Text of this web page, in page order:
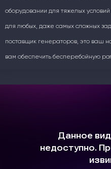
оборудовании для тяжелых
для любых, даже самых сложных
поставщик генераторов, это ваш
вам обеспечить бесперебойную